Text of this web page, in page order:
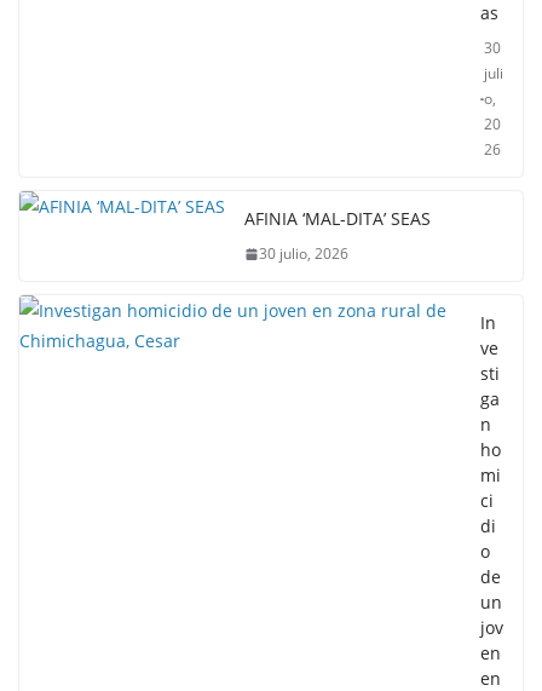
as
30
juli
o,
20
26
AFINIA ‘MAL-DITA’ SEAS
30 julio, 2026
In
ve
sti
ga
n
ho
mi
ci
di
o
de
un
jov
en
en